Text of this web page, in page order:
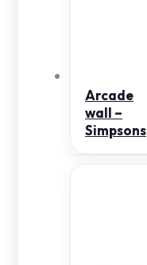
Arcade
wall –
Simpsons